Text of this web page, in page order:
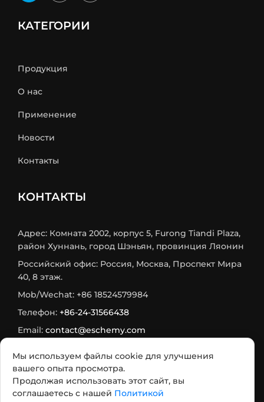
КАТЕГОРИИ
Продукция
О нас
Применение
Новости
Контакты
КОНТАКТЫ
Адрес: Комната 2002, корпус 5, Furong Tiandi Plaza,
район Хуннань, город Шэньян, провинция Ляонин
Российский офис: Россия, Москва, Проспект Мира
40, 8 этаж.
Mob/Wechat: +86 18524579984
Телефон: +86-24-31566438
Email: contact@eschemy.com
Max:+7 933 716-75-73
Telegram:+7 985 482 2564
Мы используем файлы cookie для улучшения
вашего опыта просмотра.
Продолжая использовать этот сайт, вы
соглашаетесь с нашей Политикой